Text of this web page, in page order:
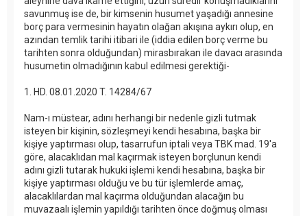
savunmuş ise de, bir kimsenin husumet yaşadığı annesine
borç para vermesinin hayatın olağan akışına aykırı olup, en
azından temlik tarihi itibari ile (iddia edilen borç verme bu
tarihten sonra olduğundan) mirasbırakan ile davacı arasında
husumetin olmadığının kabul edilmesi gerektiği-
1. HD. 08.01.2020 T. 14284/67
Nam-ı müstear, adını herhangi bir nedenle gizli tutmak
isteyen bir kişinin, sözleşmeyi kendi hesabına, başka bir
kişiye yaptırması olup, tasarrufun iptali veya TBK mad. 19'a
göre, alacaklıdan mal kaçırmak isteyen borçlunun kendi
adını gizli tutarak hukuki işlemi kendi hesabına, başka bir
kişiye yaptırması olduğu ve bu tür işlemlerde amaç,
alacaklılardan mal kaçırma olduğundan alacağın bu
muvazaalı işlemin yapıldığı tarihten önce doğmuş olması